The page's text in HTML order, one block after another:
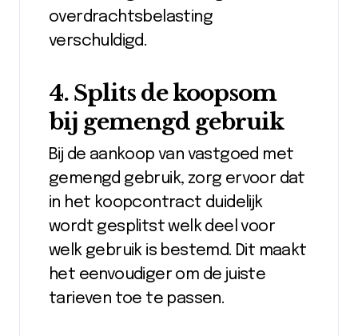
overdrachtsbelasting
verschuldigd.
4. Splits de koopsom
bij gemengd gebruik
Bij de aankoop van vastgoed met
gemengd gebruik, zorg ervoor dat
in het koopcontract duidelijk
wordt gesplitst welk deel voor
welk gebruik is bestemd. Dit maakt
het eenvoudiger om de juiste
tarieven toe te passen.